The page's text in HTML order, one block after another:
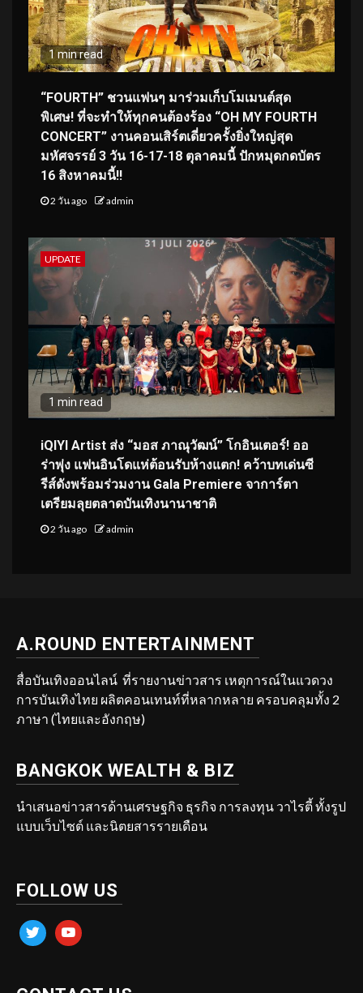
1 min read
“FOURTH” ชวนแฟนๆ มาร่วมเก็บโมเมนต์สุด
พิเศษ! ที่จะทำให้ทุกคนต้องร้อง “OH MY FOURTH
CONCERT” งานคอนเสิร์ตเดี่ยวครั้งยิ่งใหญ่สุด
มหัศจรรย์ 3 วัน 16-17-18 ตุลาคมนี้ ปักหมุดกดบัตร
16 สิงหาคมนี้!!
2 วัน ago admin
UPDATE
1 min read
iQIYI Artist ส่ง “มอส ภาณุวัฒน์” โกอินเตอร์! ออ
ร่าพุ่ง แฟนอินโดแห่ต้อนรับห้างแตก! คว้าบทเด่นซี
รีส์ดังพร้อมร่วมงาน Gala Premiere จาการ์ตา
เตรียมลุยตลาดบันเทิงนานาชาติ
2 วัน ago admin
A.ROUND ENTERTAINMENT
สื่อบันเทิงออนไลน์ ที่รายงานข่าวสาร เหตุการณ์ในแวดวง
การบันเทิงไทย ผลิตคอนเทนท์ที่หลากหลาย ครอบคลุมทั้ง 2
ภาษา (ไทยและอังกฤษ)
BANGKOK WEALTH & BIZ
นำเสนอข่าวสารด้านเศรษฐกิจ ธุรกิจ การลงทุน วาไรตี้ ทั้งรูป
แบบเว็บไซต์ และนิตยสารรายเดือน
FOLLOW US
twitter youtube